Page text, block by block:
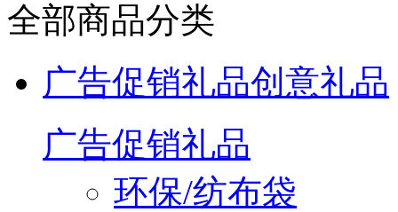
全部商品分类
广告促销礼品创意礼品
广告促销礼品
环保/纺布袋